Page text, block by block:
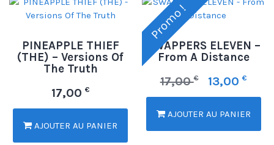
PINEAPPLE THIEF
(THE) – Versions Of
The Truth
17,00 €
AJOUTER AU PANIER
Promo !
SWAPPERS ELEVEN –
From A Distance
17,00€ 13,00 €
AJOUTER AU PANIER